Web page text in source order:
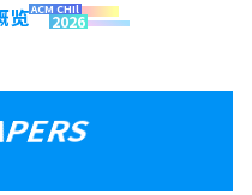
览ACM CHIl
2026